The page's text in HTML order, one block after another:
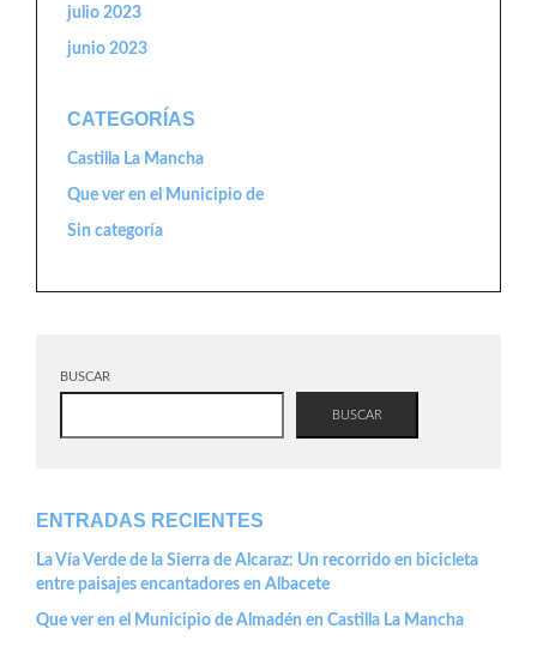
julio 2023
junio 2023
CATEGORÍAS
Castilla La Mancha
Que ver en el Municipio de
Sin categoría
BUSCAR
BUSCAR
ENTRADAS RECIENTES
La Vía Verde de la Sierra de Alcaraz: Un recorrido en bicicleta
entre paisajes encantadores en Albacete
Que ver en el Municipio de Almadén en Castilla La Mancha